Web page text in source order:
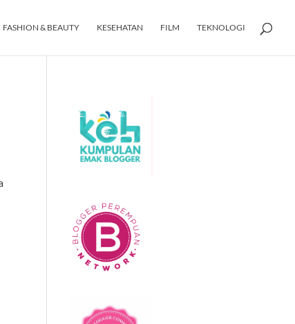
FASHION & BEAUTY KESEHATAN FILM TEKNOLOGI